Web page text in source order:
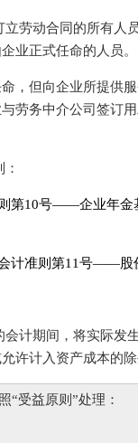
劳动合同的所有人
业正式任命的人员。
但向企业所提供服
劳务中介公司签订
第10号——企业年金
计准则第11号——股
计期间，将实际发
许计入资产成本的
“受益原则”处理：